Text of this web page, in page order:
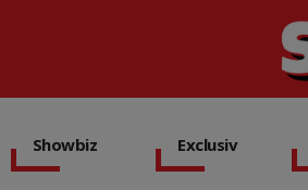
Showbiz Exclusiv